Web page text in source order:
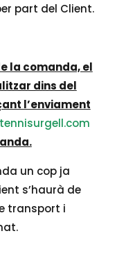
part del Client.
la comanda, el
dins del
l’enviament
un cop ja
s’haurà de
transport i